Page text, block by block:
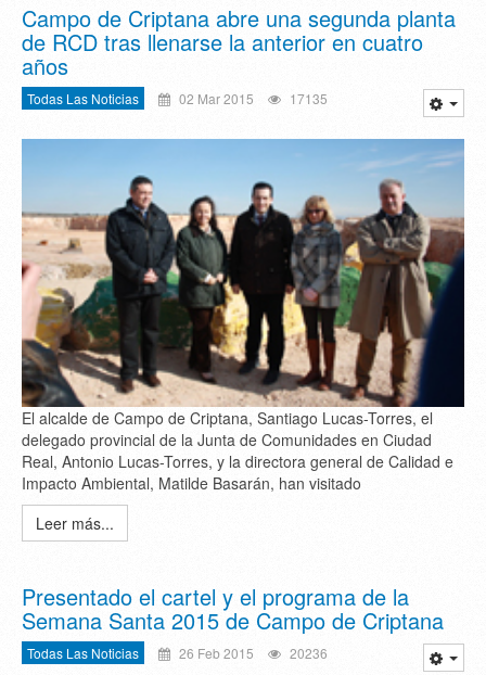
Campo de Criptana abre una segunda planta
de RCD tras llenarse la anterior en cuatro
años
Todas Las Noticias 02 Mar 2015 17135
El alcalde de Campo de Criptana, Santiago Lucas-Torres, el
delegado provincial de la Junta de Comunidades en Ciudad
Real, Antonio Lucas-Torres, y la directora general de Calidad e
Impacto Ambiental, Matilde Basarán, han visitado
Leer más...
Presentado el cartel y el programa de la
Semana Santa 2015 de Campo de Criptana
Todas Las Noticias 26 Feb 2015 20236